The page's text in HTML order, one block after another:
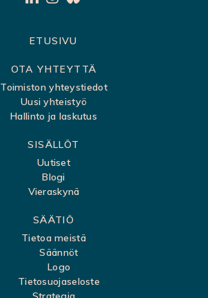
ETUSIVU
OTA YHTEYTTÄ
Toimiston yhteystiedot
Uusi yhteistyö
Hallinto ja laskutus
SISÄLLÖT
Uutiset
Blogi
Vieraskynä
SÄÄTIÖ
Tietoa meistä
Säännöt
Logo
Tietosuojaseloste